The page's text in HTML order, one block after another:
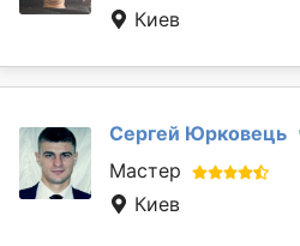
Киев
Сергей Юрковець
Мастер
Киев